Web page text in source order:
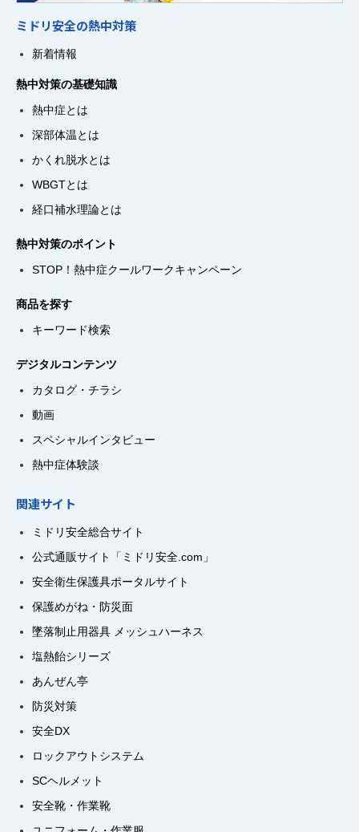
ミドリ安全の熱中対策
新着情報
熱中対策の基礎知識
熱中症とは
深部体温とは
かくれ脱水とは
WBGTとは
経口補水理論とは
熱中対策のポイント
STOP！熱中症クールワークキャンペーン
商品を探す
キーワード検索
デジタルコンテンツ
カタログ・チラシ
動画
スペシャルインタビュー
熱中症体験談
関連サイト
ミドリ安全総合サイト
公式通販サイト「ミドリ安全.com」
安全衛生保護具ポータルサイト
保護めがね・防災面
墜落制止用器具 メッシュハーネス
塩熱飴シリーズ
あんぜん亭
防災対策
安全DX
ロックアウトシステム
SCヘルメット
安全靴・作業靴